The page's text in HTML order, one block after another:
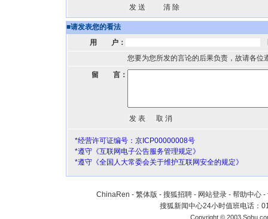
■请发表您的看法
用 户：
您要为您所发的言论的后果负责，故请各位
留 言：
*经营许可证编号：京ICP00000008号
*遵守《互联网电子公告服务管理规定》
*遵守《全国人大常委会关于维护互联网安全的规定》
ChinaRen - 繁体版 - 搜狐招聘 - 网站登录 - 帮助中心 -
搜狐新闻中心24小时值班电话：
Copyright © 2003